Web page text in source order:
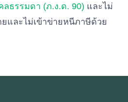
ลธรรมดา (ภ.ง.ด. 90) และไม่
และไม่เข้าข่ายหนีภาษีด้วย